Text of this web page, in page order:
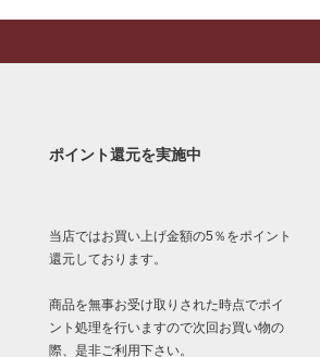
ポイント還元を実施中
当店ではお買い上げ金額の5％をポイント
還元しております。
商品を無事お受け取りされた時点でポイ
ント処理を行いますので次回お買い物の
際、是非ご利用下さい。